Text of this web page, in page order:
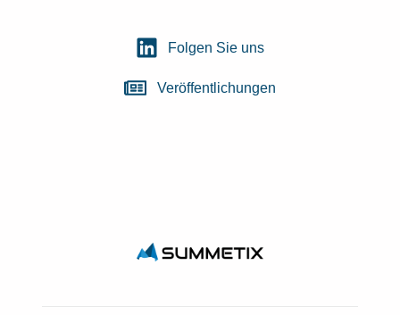
Folgen Sie uns
Veröffentlichungen